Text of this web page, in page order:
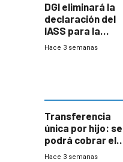
DGI eliminará la
declaración del
IASS para la
mayoría de los
Hace 3 semanas
Transferencia
única por hijo: se
podrá cobrar el
100% en efectivo
Hace 3 semanas